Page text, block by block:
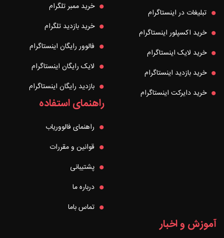
تبلیغات در اینستاگرام
خرید اکسپلور اینستاگرام
خرید لایک اینستاگرام
خرید بازدید اینستاگرام
خرید دایرکت اینستاگرام
خرید ممبر تلگرام
خرید بازدید تلگرام
فالوور رایگان اینستاگرام
لایک رایگان اینستاگرام
بازدید رایگان اینستاگرام
راهنمای استفاده
راهنمای فالووریاب
قوانین و مقررات
پشتیبانی
درباره ما
تماس باما
آموزش و اخبار